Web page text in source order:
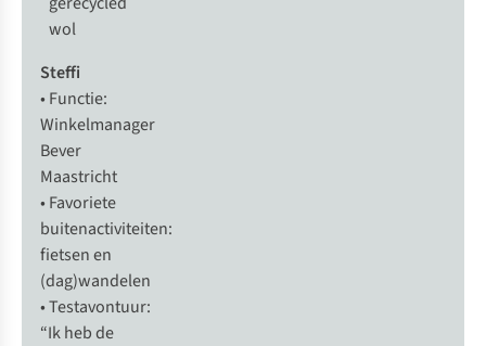
Steffi
• Functie:
Winkelmanager
Bever
Maastricht
• Favoriete
buitenactiviteiten:
fietsen en
(dag)wandelen
• Testavontuur:
“Ik heb de